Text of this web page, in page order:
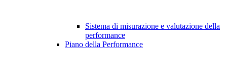
Sistema di misurazione e valutazione della
performance
Piano della Performance